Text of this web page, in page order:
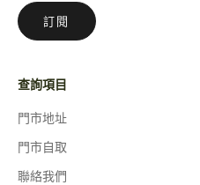
訂閱
查詢項目
門市地址
門市自取
聯絡我們